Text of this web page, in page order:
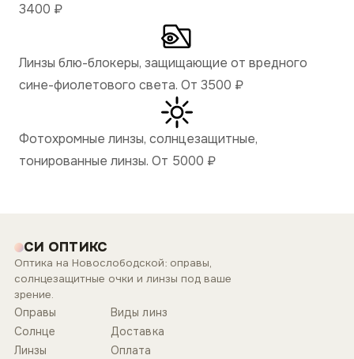
3400 ₽
Линзы блю-блокеры, защищающие от вредного
сине-фиолетового света. От 3500 ₽
Фотохромные линзы, солнцезащитные,
тонированные линзы. От 5000 ₽
СИ ОПТИКС
Оптика на Новослободской: оправы,
солнцезащитные очки и линзы под ваше
зрение.
Оправы
Солнце
Линзы
Виды линз
Доставка
Оплата